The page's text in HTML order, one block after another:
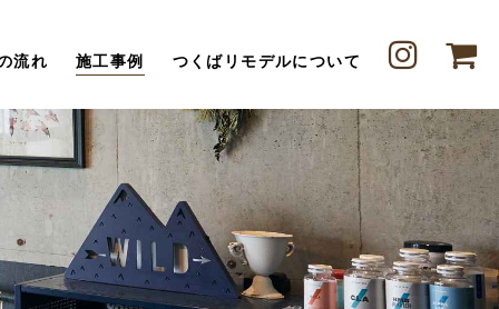
流れ 施工事例 つくばリモデルについて